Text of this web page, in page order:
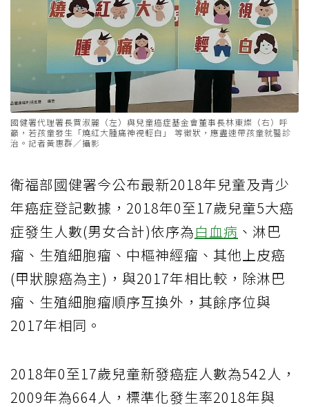
國健署代理署長賈淑麗（左）與兒童癌症基金會董事長林東燦（右）呼
籲，若孩童發生「燒紅大腫痛神視輕白」 等徵狀，應盡速帶孩童就醫診
治。記者黃惠群／攝影
衛福部國健署今公布最新2018年兒童及青少
年癌症登記數據，2018年0至17歲兒童5大癌
症發生人數(男女合計)依序為白血病 、淋巴
瘤、生殖細胞瘤、中樞神經瘤、其他上皮癌
(甲狀腺癌為主)，與2017年相比較，除淋巴
瘤、生殖細胞瘤順序互換外，其餘序位與
2017年相同。
2018年0至17歲兒童新發癌症人數為542人，
2009年為664人，標準化發生率2018年與